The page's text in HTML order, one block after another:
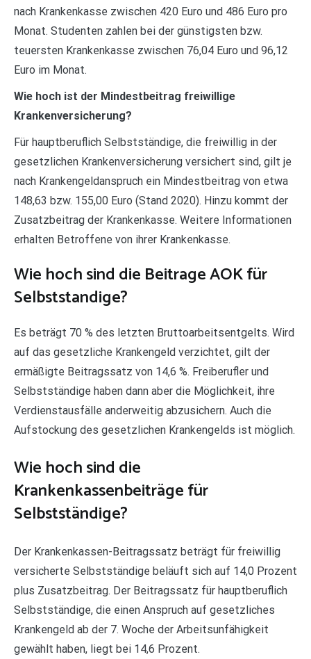
nach Krankenkasse zwischen 420 Euro und 486 Euro pro
Monat. Studenten zahlen bei der günstigsten bzw.
teuersten Krankenkasse zwischen 76,04 Euro und 96,12
Euro im Monat.
Wie hoch ist der Mindestbeitrag freiwillige
Krankenversicherung?
Für hauptberuflich Selbstständige, die freiwillig in der
gesetzlichen Krankenversicherung versichert sind, gilt je
nach Krankengeldanspruch ein Mindestbeitrag von etwa
148,63 bzw. 155,00 Euro (Stand 2020). Hinzu kommt der
Zusatzbeitrag der Krankenkasse. Weitere Informationen
erhalten Betroffene von ihrer Krankenkasse.
Wie hoch sind die Beitrage AOK für
Selbststandige?
Es beträgt 70 % des letzten Bruttoarbeitsentgelts. Wird
auf das gesetzliche Krankengeld verzichtet, gilt der
ermäßigte Beitragssatz von 14,6 %. Freiberufler und
Selbstständige haben dann aber die Möglichkeit, ihre
Verdienstausfälle anderweitig abzusichern. Auch die
Aufstockung des gesetzlichen Krankengelds ist möglich.
Wie hoch sind die
Krankenkassenbeiträge für
Selbstständige?
Der Krankenkassen-Beitragssatz beträgt für freiwillig
versicherte Selbstständige beläuft sich auf 14,0 Prozent
plus Zusatzbeitrag. Der Beitragssatz für hauptberuflich
Selbstständige, die einen Anspruch auf gesetzliches
Krankengeld ab der 7. Woche der Arbeitsunfähigkeit
gewählt haben, liegt bei 14,6 Prozent.